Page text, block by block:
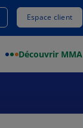
Espace client
Découvrir MMA